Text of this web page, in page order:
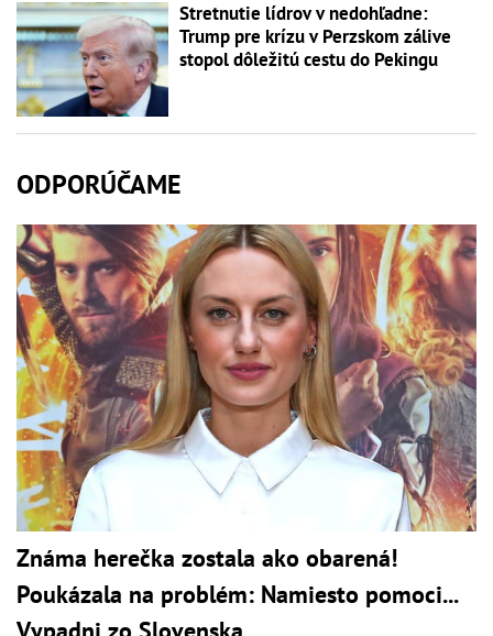
Stretnutie lídrov v nedohľadne:
Trump pre krízu v Perzskom zálive
stopol dôležitú cestu do Pekingu
ODPORÚČAME
Známa herečka zostala ako obarená!
Poukázala na problém: Namiesto pomoci...